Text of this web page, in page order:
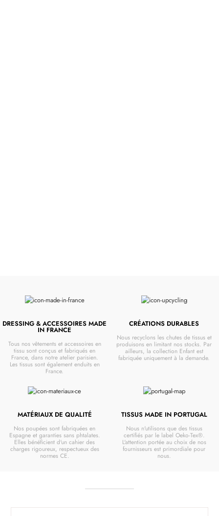
DRESSING & ACCESSOIRES MADE
IN FRANCE
Tous nos vêtements et accessoires en
tissu sont conçus et fabriqués en
France, dans notre atelier parisien.
Les tissus sont également enduits en
France.
CRÉATIONS DURABLES
Nous recyclons les chutes de tissus et
produisons en limitant nos stocks. Par
ailleurs, la collection Enfant est
fabriquée uniquement à la demande.
MATÉRIAUX DE QUALITÉ
Nos poupées sont fabriquées en
Espagne et garanties sans phtalates.
Elles bénéficient d'un cahier des
charges rigoureux, respectueux des
normes CE.
TISSUS MADE IN PORTUGAL
Nous n'utilisons que des tissus
certifiés par le label Oeko-Tex®.
L'attention portée au choix de nos
fournisseurs est primordiale pour
nous.